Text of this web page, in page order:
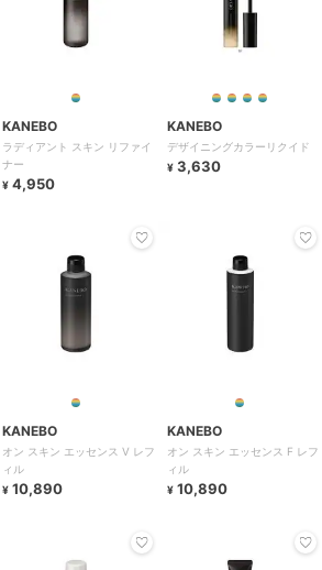
KANEBO
ラディアント スキン リファイ
ナー
¥ 4,950
KANEBO
デザイニングカラーリクイド
¥ 3,630
KANEBO
オン スキン エッセンス V レフ
ィル
¥ 10,890
KANEBO
オン スキン エッセンス F レフ
ィル
¥ 10,890